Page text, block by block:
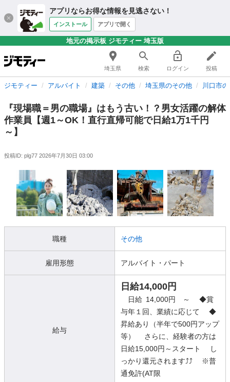
アプリならお得な情報を見逃さない！
インストール アプリで開く
地元の掲示板 ジモティー 埼玉版
埼玉県 検索 ログイン 投稿
ジモティー アルバイト 建築 その他 埼玉県のその他 川口市
『現場職＝男の職場』はもう古い！？男女活躍の解体
作業員【週1～OK！直行直帰可能で日給1万1千円
～】
投稿ID: plg77 2026年7月30日 03:00
職種 その他
雇用形態 アルバイト・パート
給与
日給14,000円
日給 14,000円 ～ ◆賞
与年１回、業績に応じて ◆
昇給あり（半年で500円アップ
等） さらに、経験者の方は
日給15,000円～スタート し
っかり還元されます⤴⤴ ※普
通免許(AT限